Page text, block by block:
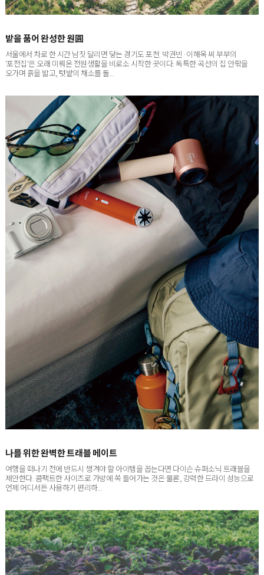
서울에서 차로 한 시간 남짓 달리면 닿는 경기도 포천. 박권빈·이해옥 씨 부부의
'포전집'은 오래 미뤄온 전원생활을 비로소 시작한 곳이다. 독특한 곡선의 집 안팎을
오가며 흙을 밟고, 텃밭의 채소를 돌...
여행을 떠나기 전에 반드시 챙겨야 할 아이템을 꼽는다면 다이슨 슈퍼소닉 트래블을
제안한다. 콤팩트한 사이즈로 가방에 쏙 들어가는 것은 물론, 강력한 드라이 성능으로
언제 어디서든 사용하기 편리하...